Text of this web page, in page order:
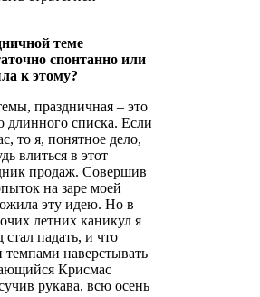
теме
спонтанно или
к этому?
праздничная – это
длинного списка. Если
то я, понятное дело,
влиться в этот
продаж. Совершив
на заре моей
эту идею. Но в
летних каникул я
падать, и что
наверстывать
Крисмас
рукава, всю осень